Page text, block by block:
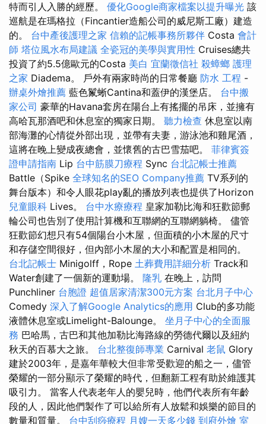
特而引人入勝的經歷。 優化Google商家檔案以提升曝光 該
巡航是在瑪格拉（Fincantier造船公司的威尼斯工廠）建造
的。 台中產後護理之家 信賴的記帳事務所夥伴 Costa 會計
師 塔位風水布局建議 全瓷冠的美學與實用性 Cruises總共
投資了約5.5億歐元的Costa 美白 宜蘭徵信社 殺蟑螂 護理
之家 Diadema。 戶外有兩家時尚的日常餐廳 防水 工程 -
辦桌外燴推薦 藍色鬣蜥Cantina和蓋伊的漢堡店。 台中搬
家公司 豪華的Havana套房在陽台上有搖擺的吊床，並擁有
高哈瓦那酒吧和休息室的獨家日期。 聽力檢查 休息室以南
部海灘的心情從外部出現，並帶有夫妻，游泳池和雞尾酒，
這將在晚上變成夜總會，並懷舊的古巴雪茄吧。 菲律賓簽
證申請指南 Lip 台中筋膜刀療程 Sync 台北記帳士推薦
Battle（Spike 全球知名的SEO Company推薦 TV系列的
舞台版本）和令人眼花play亂的播放列表也提供了Horizo​​n
兒童眼科 Lives。 台中水療療程 皇家加勒比海和狂歡節郵
輪​​公司也告別了使用計算機和互聯網的互聯網躺椅。 儘管
狂歡節幻想只有54個陽台小木屋，但面積的小木屋的尺寸
和存儲空間很好，但內部小木屋的大小和配置是相同的。
台北記帳士 Minigolff，Rope 土葬費用詳細分析 Track和
Water創建了一個新的運動場。 隆乳 在晚上，訪問
Punchliner 台胞證 超值居家清潔300元方案 台北月子中心
Comedy 深入了解Google Analytics的應用 Club的多功能
液體休息室或Limelight-Balounge。 坐月子中心的全面服
務 巴哈馬，古巴和其他加勒比海路線的勞德代爾以及紐約
秋天的百慕大之旅。 台北整復師專業 Carnival 老鼠 Glory
建於2003年，是嘉年華較大但非常受歡迎的船之一，儘管
榮耀的一部分顯示了榮耀的時代，但翻新工程有助於維護其
吸引力。 當客人代表老年人的嬰兒時，他們代表所有年齡
段的人，因此他們製作了可以給所有人放鬆和娛樂的節目的
數量和質量。 台中刮痧療程 月嫂一天多少錢 到府外燴 室